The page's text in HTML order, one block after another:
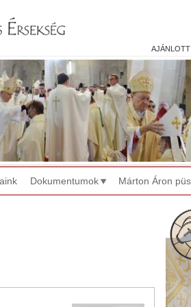
ajánlott
Dokumentumok Márton Áron